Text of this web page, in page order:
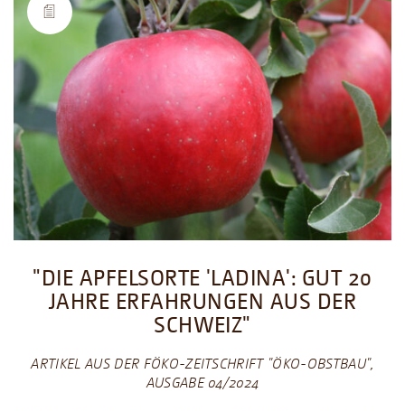
"DIE APFELSORTE 'LADINA': GUT 20
JAHRE ERFAHRUNGEN AUS DER
SCHWEIZ"
ARTIKEL AUS DER FÖKO-ZEITSCHRIFT "ÖKO-OBSTBAU",
AUSGABE 04/2024